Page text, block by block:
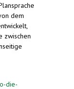
dem
zwischen
die-